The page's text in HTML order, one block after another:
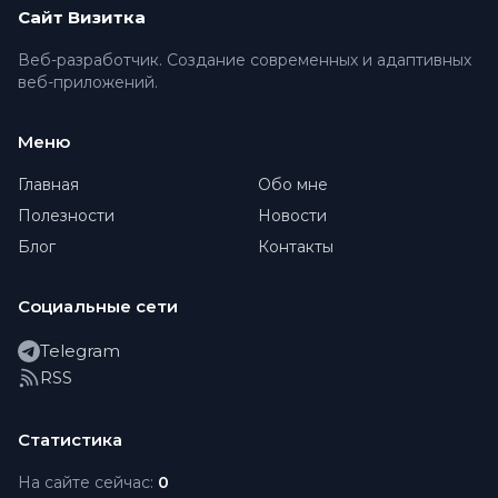
Сайт Визитка
Веб-разработчик. Создание современных и адаптивных
веб-приложений.
Меню
Главная
Обо мне
Полезности
Новости
Блог
Контакты
Социальные сети
Telegram
RSS
Статистика
На сайте сейчас: 0